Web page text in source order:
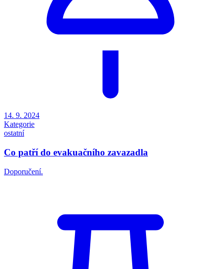
14. 9. 2024
Kategorie
ostatní
Co patří do evakuačního zavazadla
Doporučení.